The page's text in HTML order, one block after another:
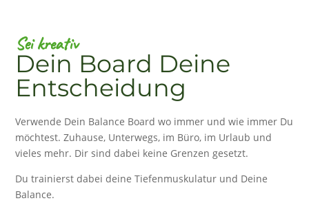
Sei kreativ
Dein Board Deine
Entscheidung
Verwende Dein Balance Board wo immer und wie immer Du
möchtest. Zuhause, Unterwegs, im Büro, im Urlaub und
vieles mehr. Dir sind dabei keine Grenzen gesetzt.
Du trainierst dabei deine Tiefenmuskulatur und Deine
Balance.